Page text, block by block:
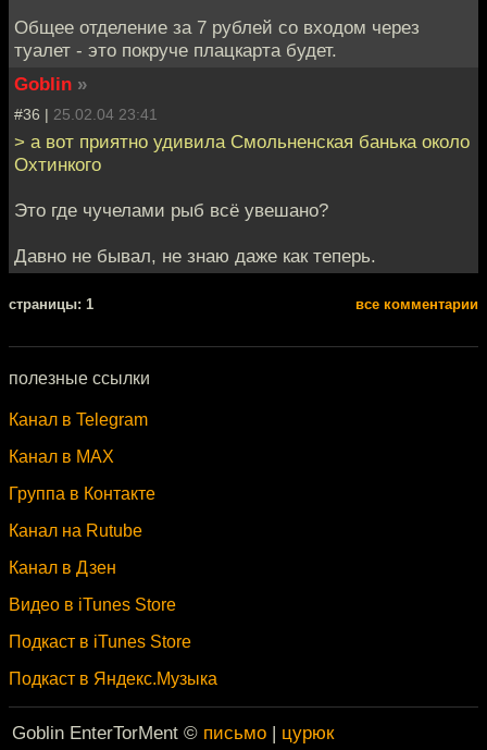
Общее отделение за 7 рублей со входом через
туалет - это покруче плацкарта будет.
Goblin »
#36 | 25.02.04 23:41
> а вот приятно удивила Смольненская банька около
Охтинкого
Это где чучелами рыб всё увешано?
Давно не бывал, не знаю даже как теперь.
cтраницы: 1 все комментарии
полезные ссылки
Канал в Telegram
Канал в MAX
Группа в Контакте
Канал на Rutube
Канал в Дзен
Видео в iTunes Store
Подкаст в iTunes Store
Подкаст в Яндекс.Музыка
Goblin EnterTorMent © письмо | цурюк